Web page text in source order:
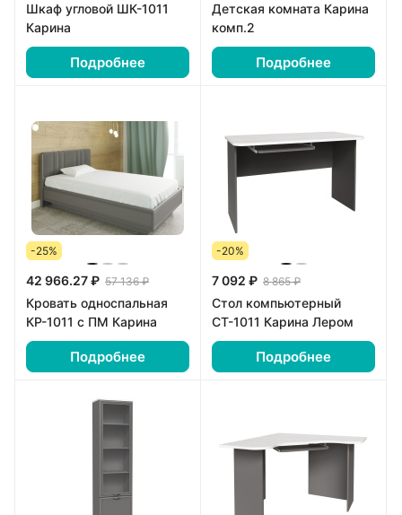
Шкаф угловой ШК-1011
Карина
Подробнее
Детская комната Карина
комп.2
Подробнее
-25%
42 966.27 ₽ 57 136 ₽
Кровать односпальная
КР-1011 с ПМ Карина
Подробнее
-20%
7 092 ₽ 8 865 ₽
Стол компьютерный
СТ-1011 Карина Лером
Подробнее